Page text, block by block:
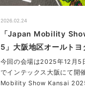
2026.02.24
「Japan Mobility
5」大阪地区オールトヨ
『モビリティブロックワ
を実施しました！
今回の会場は2025年12月5
でインテックス大阪にて開
Mobility Show Kansai